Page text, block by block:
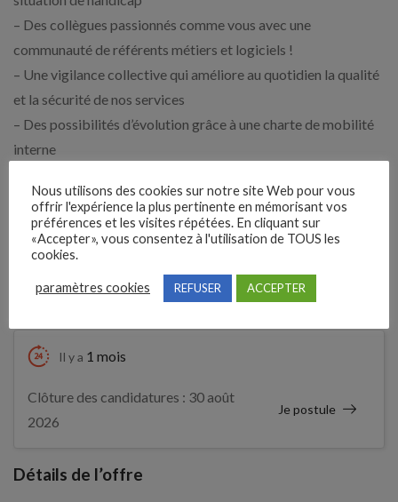
– Des collègues passionnés comme vous avec une
communauté de référents métiers et logiciels !
– Une vigilance collective qui améliore au quotidien la qualité
et la sécurité de nos services
– Des possibilités d’évolution grâce à une charte de mobilité
interne
dynamique de croissance depuis plus de 115 ans
Expérience demandée
Débutant accepté
Il y a 1 mois
Clôture des candidatures : 30 août
2026
Je postule
Détails de l’offre
Nous utilisons des cookies sur notre site Web pour vous
offrir l'expérience la plus pertinente en mémorisant vos
préférences et les visites répétées. En cliquant sur
«Accepter», vous consentez à l'utilisation de TOUS les
cookies.
paramètres cookies REFUSER ACCEPTER